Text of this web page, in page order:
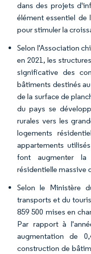
dans des projets
élément essentiel
pour stimuler la
Selon l'Association
en 2021, les
significative des
bâtiments destinés
de la surface de
du pays se
rurales vers les
logements
appartements
font augmenter la
résidentielle massive
Selon le Ministère
transports et du
859 500 mises en
Par rapport à
augmentation de
construction de